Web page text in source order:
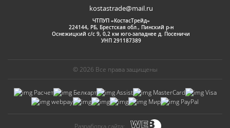
kostastrade@mail.ru
ЧТПУП «КостасТрейд»
224144, РБ, Брестская обл., Пинский р-н
Оснежицкий с/с 9, 0,2 км юго-западнее д. Посеничи
УНП 291187389
© 2026 Все права защищены
Разработка сайта: